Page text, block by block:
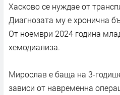
Хасково се нуждае от
Диагнозата му е хронична
От ноември 2024 година
хемодиализа.
Мирослав е баща на 3-
зависи от навременна